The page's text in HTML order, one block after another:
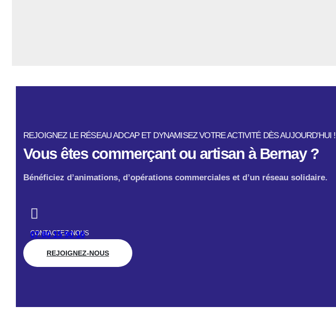
REJOIGNEZ LE RÉSEAU ADCAP ET DYNAMISEZ VOTRE ACTIVITÉ DÈS AUJOURD'HUI !
Vous êtes commerçant ou artisan à Bernay ?
Bénéficiez d’animations, d’opérations commerciales et d’un réseau solidaire.
CONTACTEZ-NOUS
07 80 15 90 16
REJOIGNEZ-NOUS